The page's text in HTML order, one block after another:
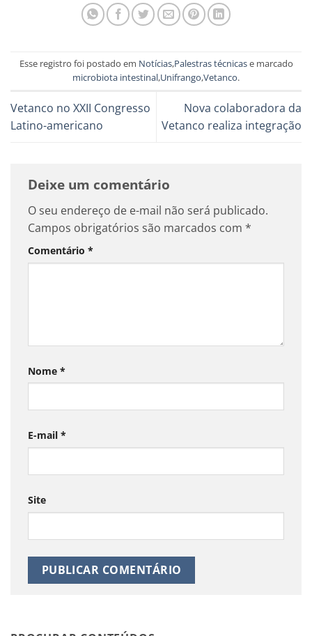
Esse registro foi postado em Notícias,Palestras técnicase marcado
microbiota intestinal,Unifrango,Vetanco.
Vetanco no XXII Congresso
Latino-americano
Nova colaboradora da
Vetanco realiza integração
Deixe um comentário
O seu endereço de e-mail não será publicado.
Campos obrigatórios são marcados com *
Comentário *
Nome *
E-mail *
Site